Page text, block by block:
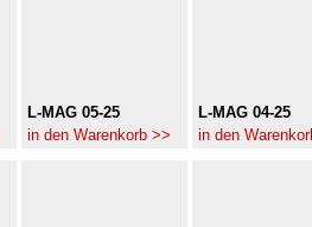
L-MAG 05-25
in den Warenkorb >>
L-MAG 04-25
in den